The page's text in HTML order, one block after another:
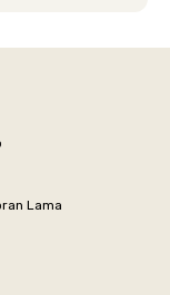
Lama